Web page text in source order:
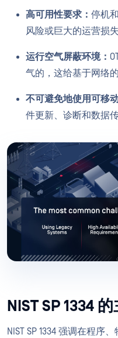
高可用性要求： 停机
风险或巨大的运营损失
运行空气屏蔽环境：
气的，这给基于网络
不可避免地使用可移
件更新、诊断和数据
NIST SP 1334
NIST SP 1334 强调在程序